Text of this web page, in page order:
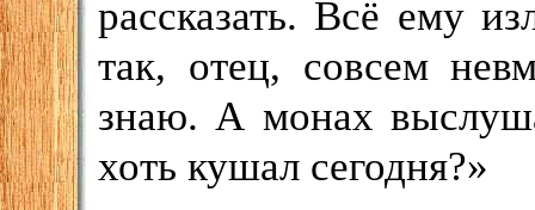
рассказать. Всё ему
так, отец, совсем
знаю. А монах
хоть кушал сегодня?»